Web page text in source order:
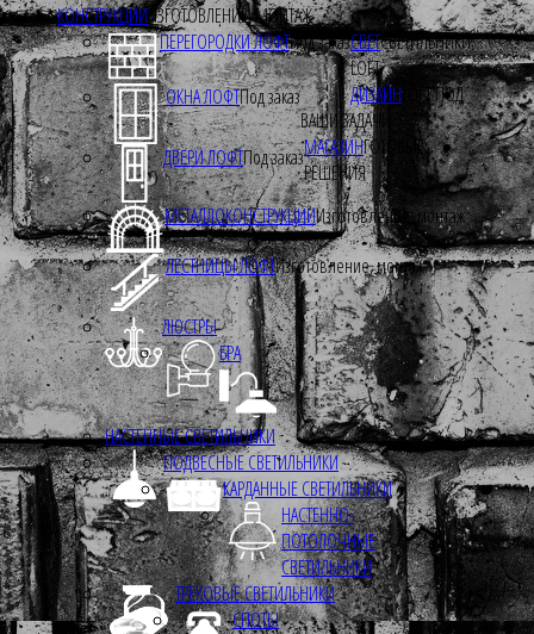
КОНСТРУКЦИИИЗГОТОВЛЕНИЕ, МОНТАЖ
ПЕРЕГОРОДКИ ЛОФТПод заказ
ОКНА ЛОФТПод заказ
ДВЕРИ ЛОФТПод заказ
МЕТАЛЛОКОНСТРУКЦИИИзготовление, монтаж
ЛЕСТНИЦЫ ЛОФТИзготовление, монтаж.
СВЕТСВЕТИЛЬНИКИ
LOFT
ЛЮСТРЫ
БРА
НАСТЕННЫЕ СВЕТИЛЬНИКИ
ПОДВЕСНЫЕ СВЕТИЛЬНИКИ
КАРДАННЫЕ СВЕТИЛЬНИКИ
НАСТЕННО-
ПОТОЛОЧНЫЕ
СВЕТИЛЬНИКИ
ТРЕКОВЫЕ СВЕТИЛЬНИКИ
СПОТЫ
ДИЗАЙНLOFT ПОД
ВАШИ ЗАДАЧИ
МАГАЗИНГОТОВЫЕ
РЕШЕНИЯ